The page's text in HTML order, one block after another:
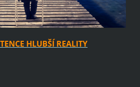
HLUBŠÍ REALITY